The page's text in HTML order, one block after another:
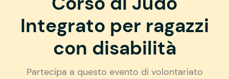
Integrato per ragazzi
con disabilità
Partecipa a questo evento di volontariato